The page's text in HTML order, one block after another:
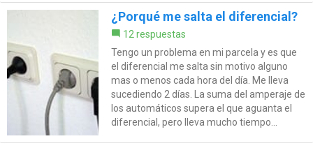
¿Porqué me salta el diferencial?
12 respuestas
Tengo un problema en mi parcela y es que
el diferencial me salta sin motivo alguno
mas o menos cada hora del día. Me lleva
sucediendo 2 días. La suma del amperaje de
los automáticos supera el que aguanta el
diferencial, pero lleva mucho tiempo...